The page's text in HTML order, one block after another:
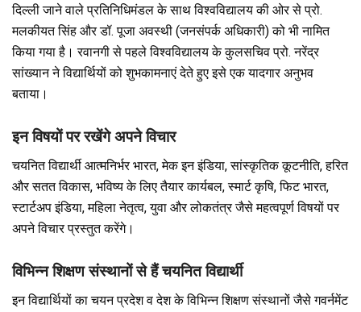
दिल्ली जाने वाले प्रतिनिधिमंडल के साथ विश्वविद्यालय की ओर से प्रो.
मलकीयत सिंह और डॉ. पूजा अवस्थी (जनसंपर्क अधिकारी) को भी नामित
किया गया है। रवानगी से पहले विश्वविद्यालय के कुलसचिव प्रो. नरेंद्र
सांख्यान ने विद्यार्थियों को शुभकामनाएं देते हुए इसे एक यादगार अनुभव
बताया।
इन विषयों पर रखेंगे अपने विचार
चयनित विद्यार्थी आत्मनिर्भर भारत, मेक इन इंडिया, सांस्कृतिक कूटनीति, हरित
और सतत विकास, भविष्य के लिए तैयार कार्यबल, स्मार्ट कृषि, फिट भारत,
स्टार्टअप इंडिया, महिला नेतृत्व, युवा और लोकतंत्र जैसे महत्वपूर्ण विषयों पर
अपने विचार प्रस्तुत करेंगे।
विभिन्न शिक्षण संस्थानों से हैं चयनित विद्यार्थी
इन विद्यार्थियों का चयन प्रदेश व देश के विभिन्न शिक्षण संस्थानों जैसे गवर्नमेंट